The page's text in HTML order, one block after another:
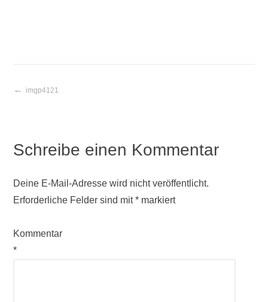
Beitragsnavigation
imgp4121
Schreibe einen Kommentar
Deine E-Mail-Adresse wird nicht veröffentlicht.
Erforderliche Felder sind mit* markiert
Kommentar
*